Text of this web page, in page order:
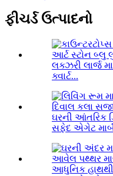
ફીચર્ડ ઉત્પાદનો
લક્ઝરી લાર્જ
ક્વાર્ટ...
ઘરની આંતરિક
સફેદ એગેટ
આધુનિક હાથથી